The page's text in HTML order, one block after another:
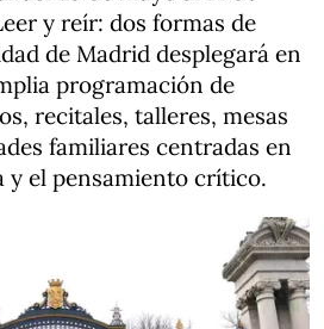
y reír: dos formas de
de Madrid desplegará en
programación de
recitales, talleres, mesas
familiares centradas en
y el pensamiento crítico.